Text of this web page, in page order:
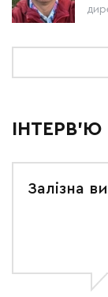
ІНТЕРВ'Ю
Залізна